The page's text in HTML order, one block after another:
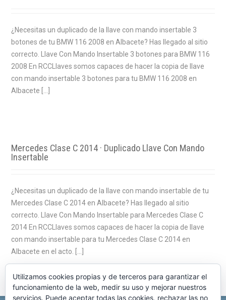
¿Necesitas un duplicado de la llave con mando insertable 3
botones de tu BMW 116 2008 en Albacete? Has llegado al sitio
correcto. Llave Con Mando Insertable 3 botones para BMW 116
2008 En RCCLlaves somos capaces de hacer la copia de llave
con mando insertable 3 botones para tu BMW 116 2008 en
Albacete […]
Mercedes Clase C 2014 · Duplicado Llave Con Mando
Insertable
¿Necesitas un duplicado de la llave con mando insertable de tu
Mercedes Clase C 2014 en Albacete? Has llegado al sitio
correcto. Llave Con Mando Insertable para Mercedes Clase C
2014 En RCCLlaves somos capaces de hacer la copia de llave
con mando insertable para tu Mercedes Clase C 2014 en
Albacete en el acto. […]
Utilizamos cookies propias y de terceros para garantizar el
funcionamiento de la web, medir su uso y mejorar nuestros
servicios. Puede aceptar todas las cookies, rechazar las no